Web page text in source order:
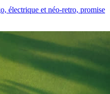
électrique et néo-retro, promise